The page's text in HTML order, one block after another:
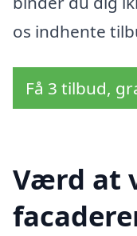
os indhente
Få 3 tilbud,
Værd at